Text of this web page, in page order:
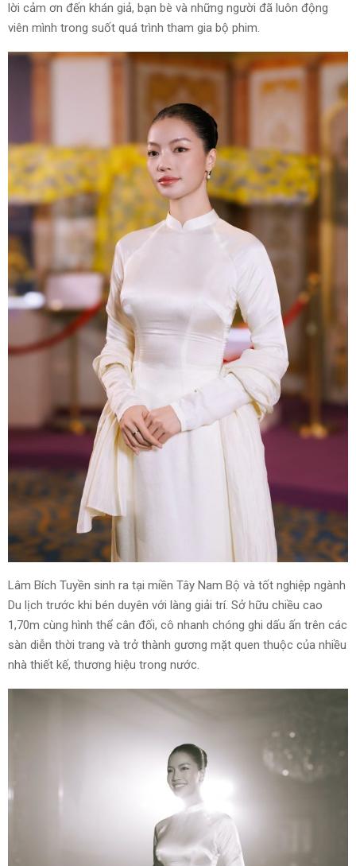
lời cảm ơn đến khán giả, bạn bè và những người đã luôn động
viên mình trong suốt quá trình tham gia bộ phim.
Lâm Bích Tuyền sinh ra tại miền Tây Nam Bộ và tốt nghiệp ngành
Du lịch trước khi bén duyên với làng giải trí. Sở hữu chiều cao
1,70m cùng hình thể cân đối, cô nhanh chóng ghi dấu ấn trên các
sàn diễn thời trang và trở thành gương mặt quen thuộc của nhiều
nhà thiết kế, thương hiệu trong nước.